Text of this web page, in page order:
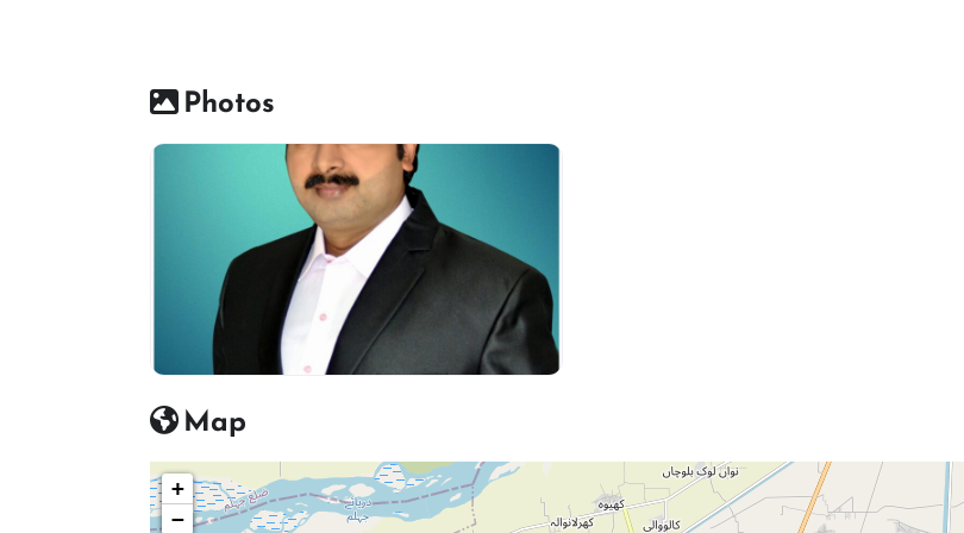
Photos
Map
+
−